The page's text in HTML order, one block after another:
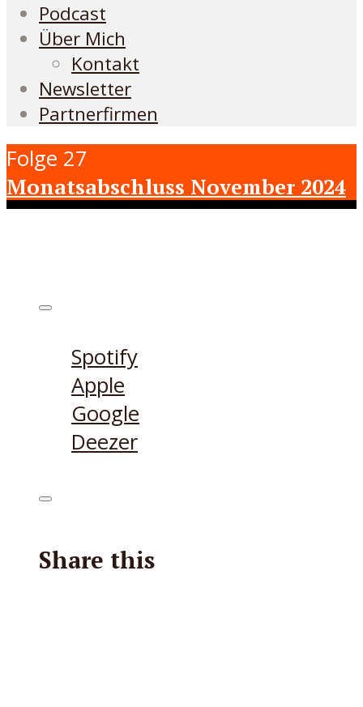
Podcast
Über Mich
Kontakt
Newsletter
Partnerfirmen
Folge 27
Monatsabschluss November 2024
Spotify
Apple
Google
Deezer
Share this